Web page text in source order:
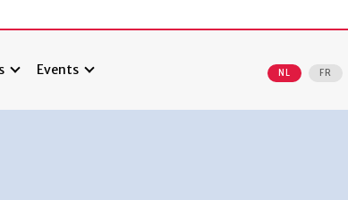
Events NL FR